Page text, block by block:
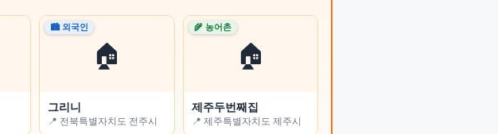
🏠
🏙 외국인
그리니
📍 전북특별자치도 전주시
🏠
🌾 농어촌
제주두번째집
📍 제주특별자치도 제주시
🏠
🌾 농어촌
경남용추민박
📍 경상남도 함양군
🏠
🌾 농어촌
진부리 민박
📍 강원특별자치도 고성군